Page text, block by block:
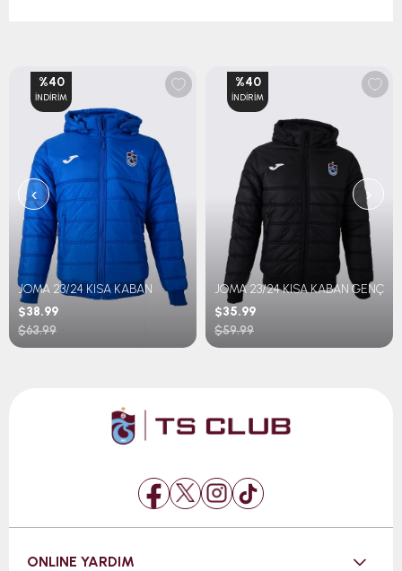
JOMA 23/24 KISA KABAN
$38.99
$63.99
%40
İNDIRIM
JOMA 23/24 KISA KABAN GENÇ
$35.99
$59.99
%40
İNDIRIM
‹ ›
ONLINE YARDIM